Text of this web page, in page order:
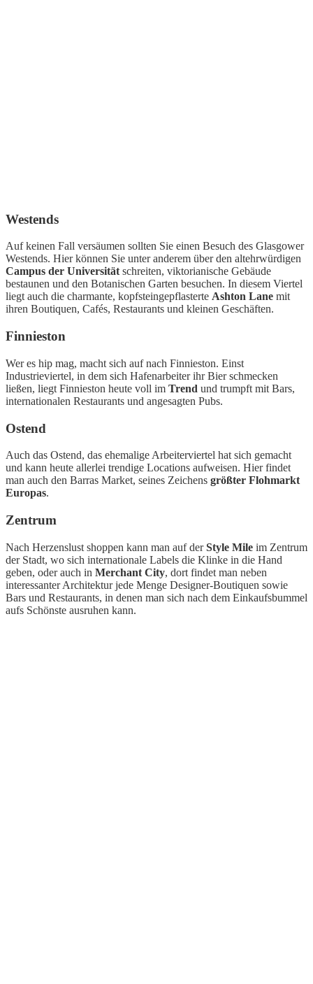
Westends
Auf keinen Fall versäumen sollten Sie einen Besuch des Glasgower
Westends. Hier können Sie unter anderem über den altehrwürdigen
Campus der Universität schreiten, viktorianische Gebäude
bestaunen und den Botanischen Garten besuchen. In diesem Viertel
liegt auch die charmante, kopfsteingepflasterte Ashton Lane mit
ihren Boutiquen, Cafés, Restaurants und kleinen Geschäften.
Finnieston
Wer es hip mag, macht sich auf nach Finnieston. Einst
Industrieviertel, in dem sich Hafenarbeiter ihr Bier schmecken
ließen, liegt Finnieston heute voll im Trend und trumpft mit Bars,
internationalen Restaurants und angesagten Pubs.
Ostend
Auch das Ostend, das ehemalige Arbeiterviertel hat sich gemacht
und kann heute allerlei trendige Locations aufweisen. Hier findet
man auch den Barras Market, seines Zeichens größter Flohmarkt
Europas.
Zentrum
Nach Herzenslust shoppen kann man auf derStyle Mile im Zentrum
der Stadt, wo sich internationale Labels die Klinke in die Hand
geben, oder auch in Merchant City, dort findet man neben
interessanter Architektur jede Menge Designer-Boutiquen sowie
Bars und Restaurants, in denen man sich nach dem Einkaufsbummel
aufs Schönste ausruhen kann.